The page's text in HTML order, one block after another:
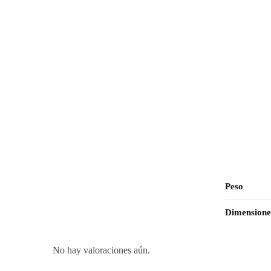
Peso
No hay valoraciones aún.